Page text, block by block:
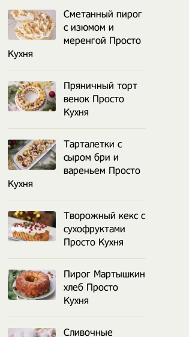
Плетеная булка бабка с
вареньем из чёрной
смородины
Сметанный пирог
с изюмом и
меренгой Просто
Кухня
Пряничный торт
венок Просто
Кухня
Тарталетки с
сыром бри и
вареньем Просто
Кухня
Творожный кекс с
сухофруктами
Просто Кухня
Пирог Мартышкин
хлеб Просто
Кухня
Сливочные